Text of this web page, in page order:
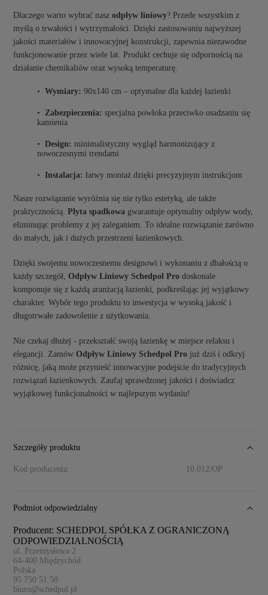
Dlaczego warto wybrać naszodpływ liniowy? Przede wszystkim z
myślą o trwałości i wytrzymałości. Dzięki zastosowaniu najwyższej
jakości materiałów i innowacyjnej konstrukcji, zapewnia niezawodne
funkcjonowanie przez wiele lat. Produkt cechuje się odpornością na
działanie chemikaliów oraz wysoką temperaturę.
Wymiary: 90x140 cm – optymalne dla każdej łazienki
Zabezpieczenia: specjalna powłoka przeciwko osadzaniu się
kamienia
Design: minimalistyczny wygląd harmonizujący z
nowoczesnymi trendami
Instalacja: łatwy montaż dzięki precyzyjnym instrukcjom
Nasze rozwiązanie wyróżnia się nie tylko estetyką, ale także
praktycznością.Płyta spadkowa gwarantuje optymalny odpływ wody,
eliminując problemy z jej zaleganiem. To idealne rozwiązanie zarówno
do małych, jak i dużych przestrzeni łazienkowych.
Dzięki swojemu nowoczesnemu designowi i wykonaniu z dbałością o
każdy szczegół,Odpływ Liniowy Schedpol Pro doskonale
komponuje się z każdą aranżacją łazienki, podkreślając jej wyjątkowy
charakter. Wybór tego produktu to inwestycja w wysoką jakość i
długotrwałe zadowolenie z użytkowania.
Nie czekaj dłużej - przekształć swoją łazienkę w miejsce relaksu i
elegancji. ZamówOdpływ Liniowy Schedpol Pro już dziś i odkryj
różnicę, jaką może przynieść innowacyjne podejście do tradycyjnych
rozwiązań łazienkowych. Zaufaj sprawdzonej jakości i doświadcz
wyjątkowej funkcjonalności w najlepszym wydaniu!
Szczegóły produktu
Kod producenta: 10.012/OP
Podmiot odpowiedzialny
Producent: SCHEDPOL SPÓŁKA Z OGRANICZONĄ
ODPOWIEDZIALNOŚCIĄ
ul. Przemysłowa 2
64-400 Międzychód
Polska
95 750 51 50
biuro@schedpol.pl